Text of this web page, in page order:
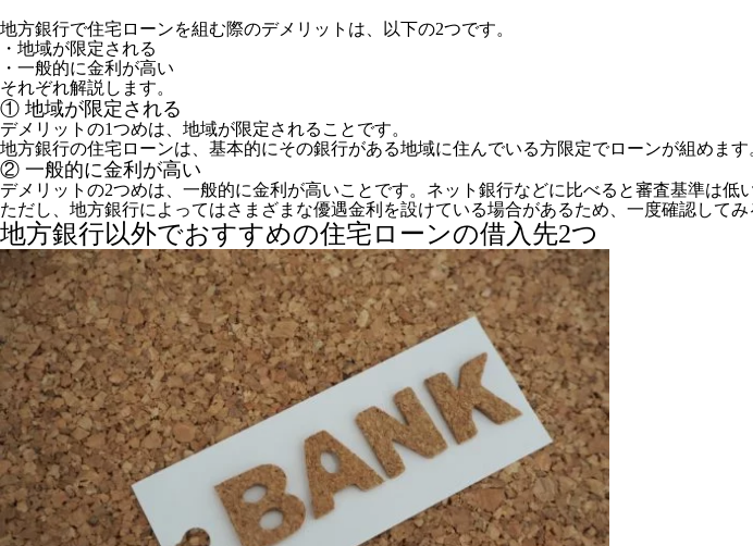
地方銀行で住宅ローンを組む際のデメリットは、以下の2つです。
・地域が限定される
・一般的に金利が高い
それぞれ解説します。
① 地域が限定される
デメリットの1つめは、地域が限定されることです。
地方銀行の住宅ローンは、基本的にその銀行がある地域に住んでいる方限定でローンが組めま
② 一般的に金利が高い
デメリットの2つめは、一般的に金利が高いことです。ネット銀行などに比べると審査基準は低
ただし、地方銀行によってはさまざまな優遇金利を設けている場合があるため、一度確認してみ
地方銀行以外でおすすめの住宅ローンの借入先2つ